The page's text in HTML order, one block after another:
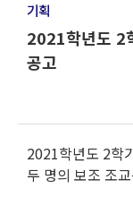
기획
2021학년도 2
공고
2021학년도 2학
두 명의 보조 조